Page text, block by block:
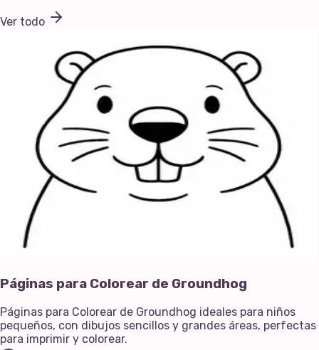
Ver todo
Páginas para Colorear de Groundhog
Páginas para Colorear de Groundhog ideales para niños
pequeños, con dibujos sencillos y grandes áreas, perfectas
para imprimir y colorear.